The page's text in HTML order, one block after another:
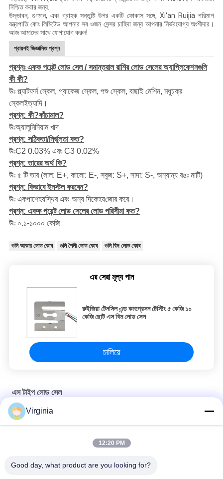
নিশ্চিত করার জন্য.
উদ্ভাবন, গুণমান, এবং গ্রাহক সন্তুষ্টি উপর একটি ফোকাস সঙ্গে, Xi'an Ruijia পরিমাপ
যন্ত্রপাতি কোং লিমিটেড আপনার সব ওজন সেন্সর চাহিদা জন্য আপনার নির্ভরযোগ্য অংশীদার।
আজ আমাদের সাথে যোগাযোগ করুন!
প্রায়শই জিজ্ঞাসিত প্রশ্ন
প্রশ্নঃ একক পয়েন্ট লোড সেল / সমান্তরাল রাশির লোড সেলের অ্যাপ্লিকেশনগুলি
কী কী?
উঃ প্ল্যাটফর্ম স্কেল, প্যাকেজ স্কেল, পশু স্কেল, বাছাই মেশিন, মধুচক্র
স্কেলইত্যাদি।
প্রশ্ন: কী?কাঁচামাল?
উঃঅ্যালুমিনিয়াম খাদ
প্রশ্ন: সঠিকতা/নির্ভুলতা কত?
উঃC2 0.03% এবং C3 0.02%
প্রশ্ন: তারের অর্থ কি?
উঃ ৫ টি তার (লাল: E+, কালো: E-, সবুজ: S+, সাদা: S-, অন্যান্য রঙঃ মাটি)
প্রশ্ন: কিভাবে ইনস্টল করবেন?
উঃ একপাশেহয়স্থির এবং অন্য দিকেহয়জোর করে।
প্রশ্ন: একক পয়েন্ট লোড সেলের লোড পরিসীমা কত?
উঃ ০.১-১০০০ কেজি
গুলি আকার লোড কোষ গুলি শৈলী লোড কোষ গুলি বিম লোড কোষ
এর সেরা মূল্য পান
রুইজিয়া টেনসিল এন্ড কমপ্রেসন টেস্টিং ৫ কেজি ১০
কেজি ছোট এস বিম লোড সেল
চালিয়ে
এস টাইপ লোড সেল
ইলেক্ট্রনিক ওজন ডিভাইসের জন্য 5 টন রাউন্ড টান এস টাইপ লোড সেল
Virginia
12:20 PM
Good day, what product are you looking for?